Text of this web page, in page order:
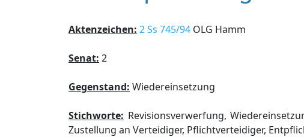
Aktenzeichen: 2 Ss 745/94 OLG Hamm
Senat: 2
Gegenstand: Wiedereinsetzung
Stichworte: Revisionsverwerfung,
Zustellung an Verteidiger, Pflichtverteidiger,